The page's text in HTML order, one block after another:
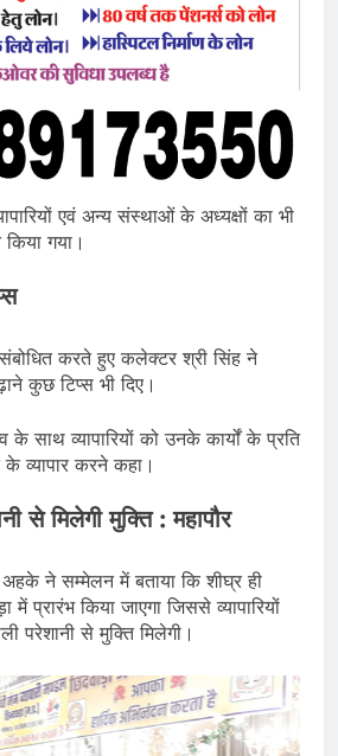
एवं अन्य संस्थाओं के अध्यक्षों का भी
गया।
करते हुए कलेक्टर श्री सिंह ने
कुछ टिप्स भी दिए।
के साथ व्यापारियों को उनके कार्यों के प्रति
व्यापार करने कहा।
से मिलेगी मुक्ति : महापौर
अहके ने सम्मेलन में बताया कि शीघ्र ही
में प्रारंभ किया जाएगा जिससे व्यापारियों
परेशानी से मुक्ति मिलेगी।